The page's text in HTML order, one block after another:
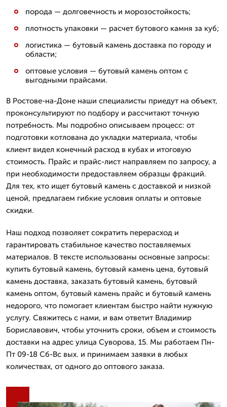
порода — долговечность и морозостойкость;
плотность упаковки — расчет бутового камня за куб;
логистика — бутовый камень доставка по городу и
области;
оптовые условия — бутовый камень оптом с
выгодными прайсами.
В Ростове-на-Доне наши специалисты приедут на объект,
проконсультируют по подбору и рассчитают точную
потребность. Мы подробно описываем процесс: от
подготовки котлована до укладки материала, чтобы
клиент видел конечный расход в кубах и итоговую
стоимость. Прайс и прайс-лист направляем по запросу, а
при необходимости предоставляем образцы фракций.
Для тех, кто ищет бутовый камень с доставкой и низкой
ценой, предлагаем гибкие условия оплаты и оптовые
скидки.
Наш подход позволяет сократить перерасход и
гарантировать стабильное качество поставляемых
материалов. В тексте использованы основные запросы:
купить бутовый камень, бутовый камень цена, бутовый
камень доставка, заказать бутовый камень, бутовый
камень оптом, бутовый камень прайс и бутовый камень
недорого, что помогает клиентам быстро найти нужную
услугу. Свяжитесь с нами, и вам ответит Владимир
Бориславович, чтобы уточнить сроки, объем и стоимость
доставки на адрес улица Суворова, 15. Мы работаем Пн-
Пт 09-18 Сб-Вс вых. и принимаем заявки в любых
количествах, от одного до оптового заказа.